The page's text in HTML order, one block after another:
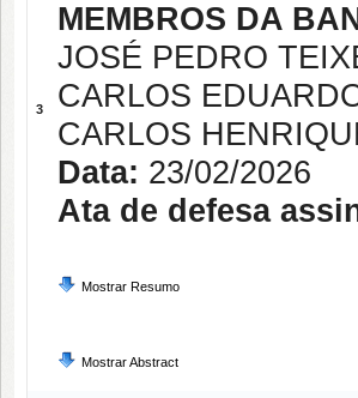
3
MEMBROS DA
JOSÉ PEDRO
CARLOS
CARLOS
Data: 23/02/2026
Ata de defesa
Mostrar Resumo
Mostrar Abstract